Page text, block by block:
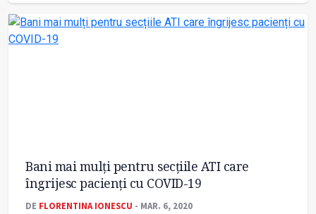
Bani mai mulți pentru secțiile ATI care
îngrijesc pacienți cu COVID-19
DE FLORENTINA IONESCU - MAR. 6, 2020